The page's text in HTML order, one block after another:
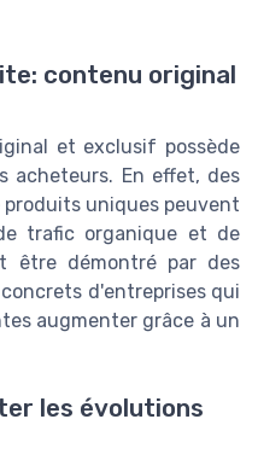
contenu original
et exclusif possède
acheteurs. En effet, des
uniques peuvent
trafic organique et de
être démontré par des
d'entreprises qui
augmenter grâce à un
les évolutions